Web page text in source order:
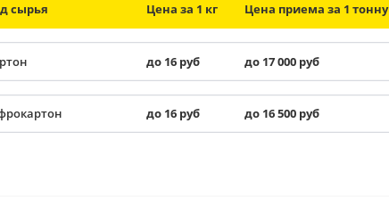
сырья Цена за 1 кг Цена приема за 1 тонну
до 16 руб до 17 000 руб
до 16 руб до 16 500 руб